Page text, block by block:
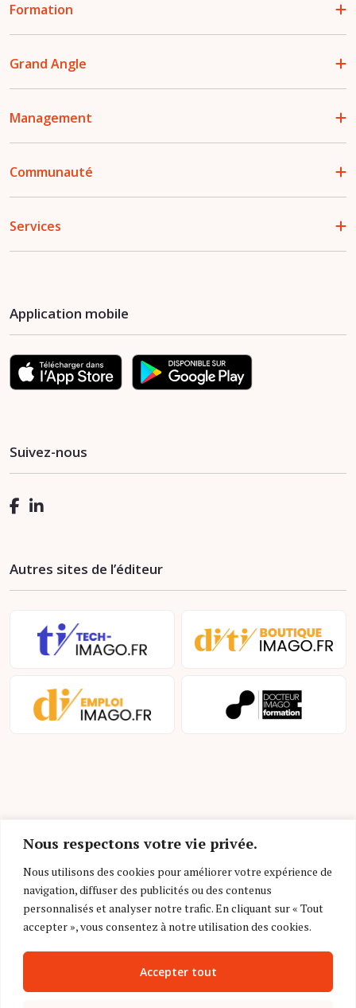
Nous respectons votre vie privée.
Nous utilisons des cookies pour améliorer votre expérience de
navigation, diffuser des publicités ou des contenus
personnalisés et analyser notre trafic. En cliquant sur « Tout
accepter », vous consentez à notre utilisation des cookies.
Accepter tout
Formation
Grand Angle
Management
Communauté
Services
Application mobile
Suivez-nous
Autres sites de l’éditeur
Mentions légales et conditions d’utilisation
Charte déontologique
Gestion des cookies